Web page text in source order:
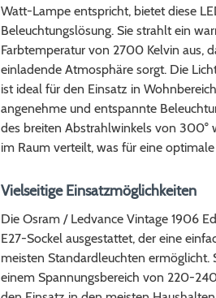
Watt-Lampe entspricht, bietet diese
Beleuchtungslösung. Sie strahlt ein
Farbtemperatur von 2700 Kelvin aus,
einladende Atmosphäre sorgt. Die
ist ideal für den Einsatz in
angenehme und entspannte
des breiten Abstrahlwinkels von 300°
im Raum verteilt, was für eine
Vielseitige Einsatzmöglichkeiten
Die Osram / Ledvance Vintage 1906
E27-Sockel ausgestattet, der eine
meisten Standardleuchten ermöglicht.
einem Spannungsbereich von 220-